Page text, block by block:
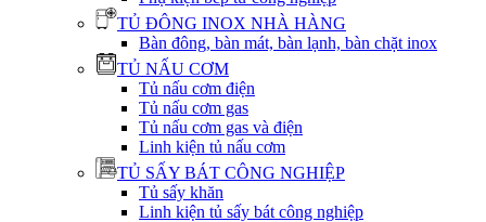
TỦ ĐÔNG INOX NHÀ HÀNG
Bàn đông, bàn mát, bàn lạnh, bàn chặt inox
TỦ NẤU CƠM
Tủ nấu cơm điện
Tủ nấu cơm gas
Tủ nấu cơm gas và điện
Linh kiện tủ nấu cơm
TỦ SẤY BÁT CÔNG NGHIỆP
Tủ sấy khăn
Linh kiện tủ sấy bát công nghiệp